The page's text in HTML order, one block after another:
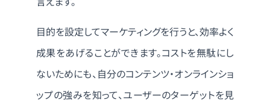
目的を設定してマーケティングを行うと、効率よく
成果をあげることができます。コストを無駄にし
ないためにも、自分のコンテンツ・オンラインショ
ップの強みを知って、ユーザーのターゲットを見